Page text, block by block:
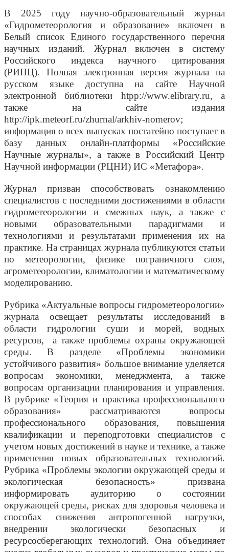
В 2025 году научно-образовательный журнал
«Гидрометеорология и образование» включен в
Белый список Единого государственного перечня
научных изданий. Журнал включен в систему
Российского индекса научного цитирования
(РИНЦ). Полная электронная версия журнала на
русском языке доступна на сайте Научной
электронной библиотеки htpp://www.elibrary.ru, а
также на сайте издания
http://ipk.meteorf.ru/zhurnal/arkhiv-nomerov;
информация о всех выпусках постатейно поступает в
базу данных онлайн-платформы «Российские
Научные журналы», а также в Российский Центр
Научной информации (РЦНИ) ИС «Метафора».
Журнал призван способствовать ознакомлению
специалистов с последними достижениями в области
гидрометеорологии и смежных наук, а также с
новыми образовательными парадигмами и
технологиями и результатами применения их на
практике. На страницах журнала публикуются статьи
по метеорологии, физике пограничного слоя,
агрометеорологии, климатологии и математическому
моделированию.
Рубрика «Актуальные вопросы гидрометеорологии»
журнала освещает результаты исследований в
области гидрологии суши и морей, водных
ресурсов, а также проблемы охраны окружающей
среды. В разделе «Проблемы экономики
устойчивого развития» большое внимание уделяется
вопросам экономики, менеджмента, а также
вопросам организации планирования и управления.
В рубрике «Теория и практика профессионального
образования» рассматриваются вопросы
профессионального образования, повышения
квалификации и переподготовки специалистов с
учетом новых достижений в науке и технике, а также
применения новых образовательных технологий.
Рубрика «Проблемы экологии окружающей среды и
экологическая безопасность» призвана
информировать аудиторию о состоянии
окружающей среды, рисках для здоровья человека и
способах снижения антропогенной нагрузки,
внедрении экологически безопасных и
ресурсосберегающих технологий. Она объединяет